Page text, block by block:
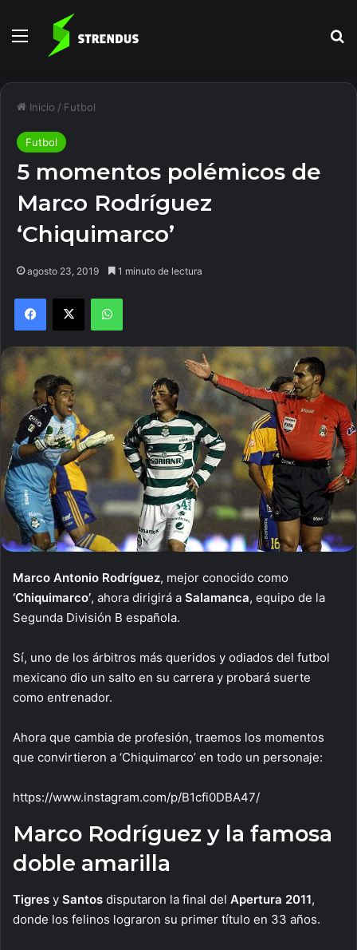
Menú
Inicio / Futbol
Futbol
5 momentos polémicos de
Marco Rodríguez
‘Chiquimarco’
agosto 23, 2019 1 minuto de lectura
Facebook
X WhatsApp
Marco Antonio Rodríguez, mejor conocido como
‘Chiquimarco’, ahora dirigirá a Salamanca, equipo de la
Segunda División B española.
Sí, uno de los árbitros más queridos y odiados del futbol
mexicano dio un salto en su carrera y probará suerte
como entrenador.
Ahora que cambia de profesión, traemos los momentos
que convirtieron a ‘Chiquimarco’ en todo un personaje:
https://www.instagram.com/p/B1cfi0DBA47/
Marco Rodríguez y la famosa
doble amarilla
Tigres y Santos disputaron la final del Apertura 2011,
donde los felinos lograron su primer título en 33 años.